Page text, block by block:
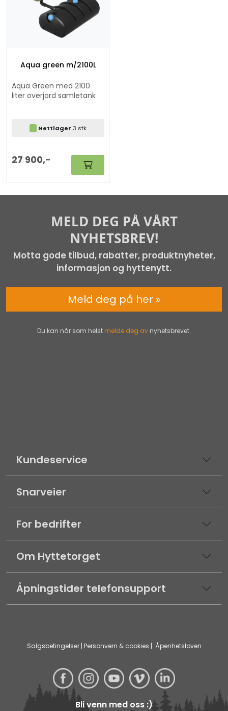
Aqua green m/2100L
Aqua Green med 2100
liter overjord samletank
Nettlager 3 stk
27 900,-
Kundeservice
Snarveier
For bedrifter
Om Hyttetorget
Åpningstider telefonsupport
Salgsbetingelser| Personvern & cookies | Åpenhetsloven
Bli venn med oss :)
MELD DEG PÅ VÅRT
NYHETSBREV!
Motta gode tilbud, rabatter, produktnyheter,
informasjon og hyttenytt.
Du kan når som helst melde deg av nyhetsbrevet.
Meld deg på her »